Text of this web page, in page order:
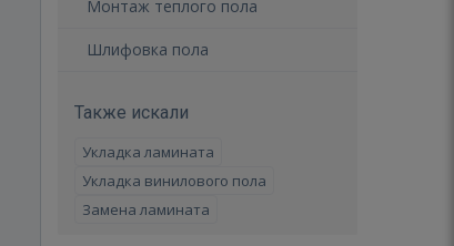
Монтаж теплого пола
Шлифовка пола
Также искали
Укладка ламината
Укладка винилового пола
Замена ламината